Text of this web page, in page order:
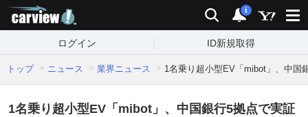
検索 通知
i
ログイン ID新規取得
トップ ニュース 業界ニュース 1名乗り超小型EV「mibot」、中
1名乗り超小型EV「mibot」、中国銀行5拠点で実証